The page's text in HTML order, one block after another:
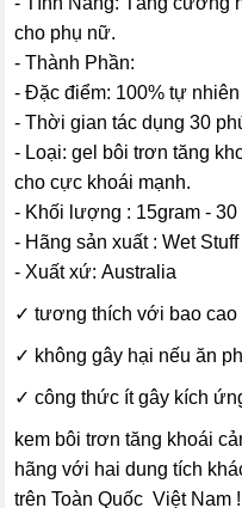
cho phụ nữ.
- Thành Phần:
- Đặc điểm: 100% tự
- Thời gian tác dụng 30
- Loại: gel bôi trơn tăng
cho cực khoái mạnh.
- Khối lượng : 15gram - 30
- Hãng sản xuất : Wet Stuff
- Xuất xứ: Australia
✓ tương thích với bao cao
✓ không gây hại nếu ăn
✓ công thức ít gây kích
kem bôi trơn tăng khoái
hãng với hai dung tích
trên Toàn Quốc Việt Nam !